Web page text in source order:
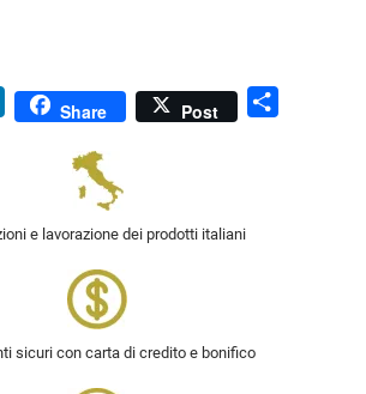
LinkedInShare Post
e lavorazione dei prodotti italiani
sicuri con carta di credito e bonifico